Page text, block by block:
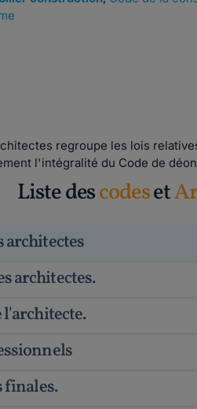
regroupe les lois
l'intégralité du Code de
Liste descodeset
architectes
architectes.
l'architecte.
finales.